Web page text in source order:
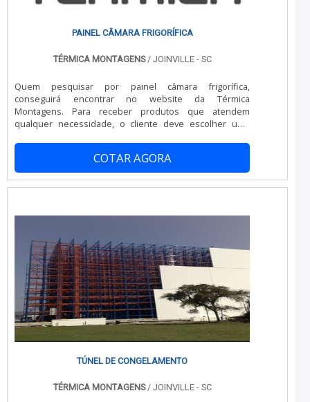
PAINEL CÂMARA FRIGORÍFICA
TÉRMICA MONTAGENS / JOINVILLE - SC
Quem pesquisar por painel câmara frigorífica,
conseguirá encontrar no website da Térmica
Montagens. Para receber produtos que atendem
qualquer necessidade, o cliente deve escolher uma
venda e tenha ampla experiência no ramo.OUTRAS
INFORMAÇÕES SOBRE PAINEL C MARA FRIGORÍFICAQuem
busca por painel câmara frigorífica em uma empresa
altamente qualificada, encontra na Térmica Montagens.
sempre deve-se buscar uma empresa que tenha
produtos e serviços com ótima qualidade e proteção,
detalhes que passam despercebidos em outras
companhias e podem gerar prejuízos futuros para os
clientes.É importante lembrar que o produto deve
sempre ser adquirido com companhias especializadas
no segmento. Esse tipo de cuidado ajuda a garantir a
qualidade e durabilidade dos materiais, além de evitar
prejuízos com substituições frequentes de produtos
Assim, é possível poupar gastos
Térmica Montagens ter se tornado destaque quando
COTAR AGORA
TÚNEL DE CONGELAMENTO
TÉRMICA MONTAGENS/ JOINVILLE - SC